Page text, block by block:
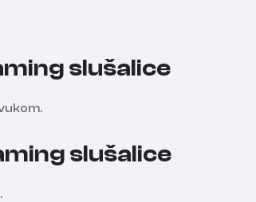
slušalice
slušalice